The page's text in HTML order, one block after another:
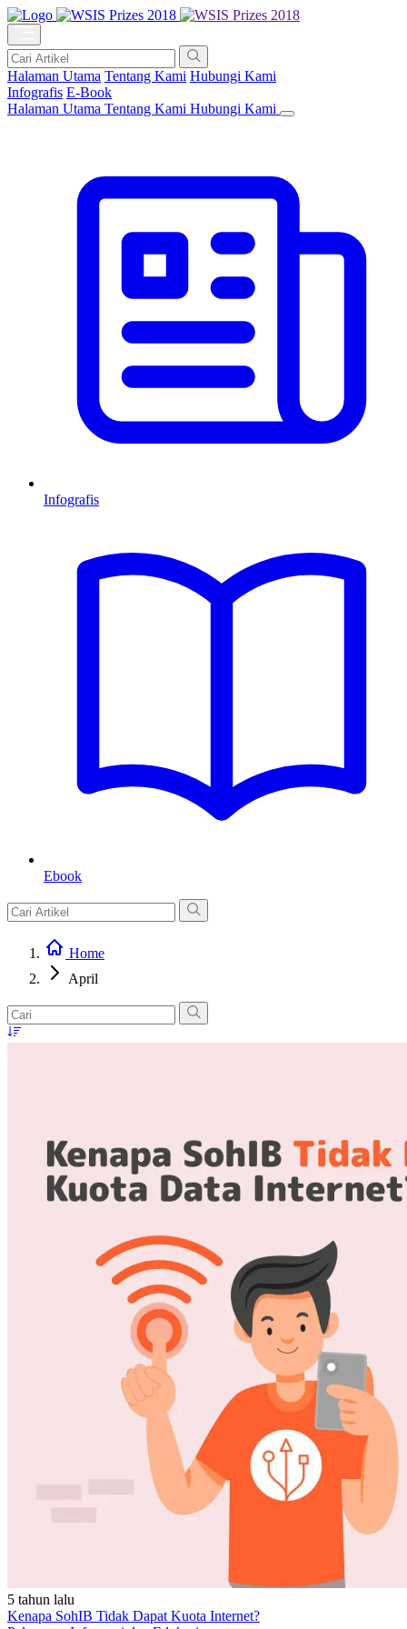
Halaman Utama Tentang Kami Hubungi Kami
Infografis E-Book
Halaman Utama Tentang Kami Hubungi Kami
Infografis
Ebook
Home
April
5 tahun lalu
Kenapa SohIB Tidak Dapat Kuota Internet?